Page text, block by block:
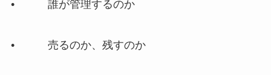
• 誰が管理するのか
• 売るのか、残すのか